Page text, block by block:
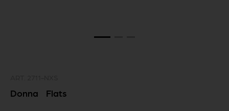
Donna Flats